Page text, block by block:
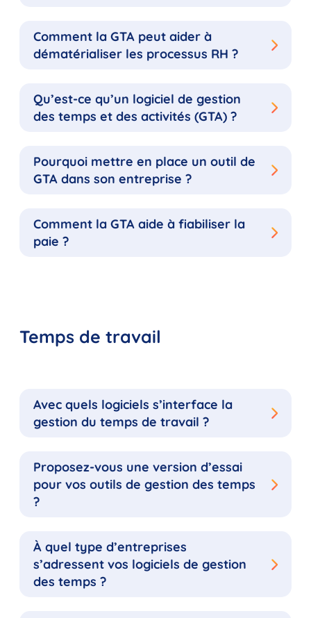
Comment la GTA peut aider à
dématérialiser les processus RH ?
Qu’est-ce qu’un logiciel de gestion
des temps et des activités (GTA) ?
Pourquoi mettre en place un outil de
GTA dans son entreprise ?
Comment la GTA aide à fiabiliser la
paie ?
Temps de travail
Avec quels logiciels s’interface la
gestion du temps de travail ?
Proposez-vous une version d’essai
pour vos outils de gestion des temps
?
À quel type d’entreprises
s’adressent vos logiciels de gestion
des temps ?